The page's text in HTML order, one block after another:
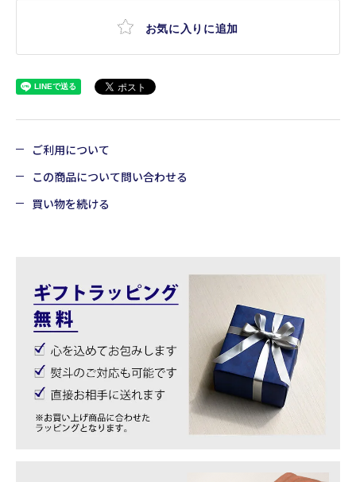
お気に入りに追加
ご利用について
この商品について問い合わせる
買い物を続ける